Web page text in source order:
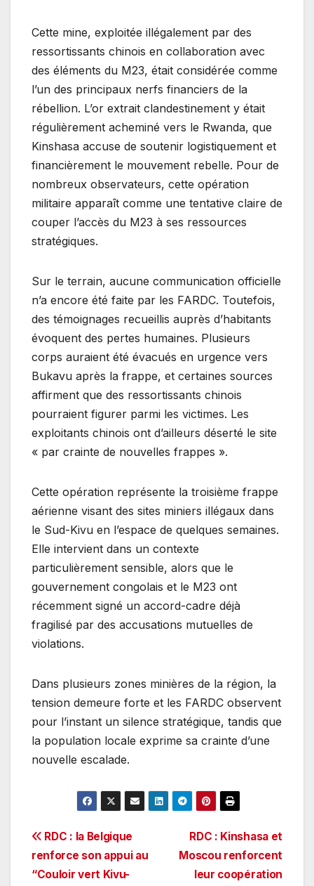
Cette mine, exploitée illégalement par des
ressortissants chinois en collaboration avec
des éléments du M23, était considérée comme
l’un des principaux nerfs financiers de la
rébellion. L’or extrait clandestinement y était
régulièrement acheminé vers le Rwanda, que
Kinshasa accuse de soutenir logistiquement et
financièrement le mouvement rebelle. Pour de
nombreux observateurs, cette opération
militaire apparaît comme une tentative claire de
couper l’accès du M23 à ses ressources
stratégiques.
Sur le terrain, aucune communication officielle
n’a encore été faite par les FARDC. Toutefois,
des témoignages recueillis auprès d’habitants
évoquent des pertes humaines. Plusieurs
corps auraient été évacués en urgence vers
Bukavu après la frappe, et certaines sources
affirment que des ressortissants chinois
pourraient figurer parmi les victimes. Les
exploitants chinois ont d’ailleurs déserté le site
« par crainte de nouvelles frappes ».
Cette opération représente la troisième frappe
aérienne visant des sites miniers illégaux dans
le Sud-Kivu en l’espace de quelques semaines.
Elle intervient dans un contexte
particulièrement sensible, alors que le
gouvernement congolais et le M23 ont
récemment signé un accord-cadre déjà
fragilisé par des accusations mutuelles de
violations.
Dans plusieurs zones minières de la région, la
tension demeure forte et les FARDC observent
pour l’instant un silence stratégique, tandis que
la population locale exprime sa crainte d’une
nouvelle escalade.
Navigation
de
RDC : Kinshasa et
Moscou renforcent
leur coopération
RDC : la Belgique
renforce son appui au
“Couloir vert Kivu-